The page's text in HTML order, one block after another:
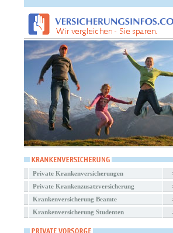
Private Krankenversicherungen
Private Krankenzusatzversicherung
Krankenversicherung Beamte
Krankenversicherung Studenten